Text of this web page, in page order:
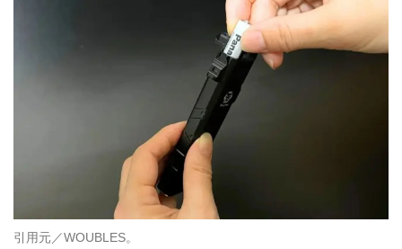
引用元／WOUBLES。